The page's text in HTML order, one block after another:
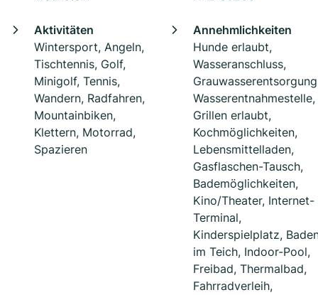
Aktivitäten
Wintersport, Angeln,
Tischtennis, Golf,
Minigolf, Tennis,
Wandern, Radfahren,
Mountainbiken,
Klettern, Motorrad,
Spazieren
Annehmlichkeiten
Hunde erlaubt,
Wasseranschluss,
Wasserentnahmestelle,
Grillen erlaubt,
Kochmöglichkeiten,
Lebensmittelladen,
Gasflaschen-Tausch,
Bademöglichkeiten,
Kino/Theater, Internet-
Terminal,
Kinderspielplatz,
im Teich, Indoor-Pool,
Freibad, Thermalbad,
Fahrradverleih,